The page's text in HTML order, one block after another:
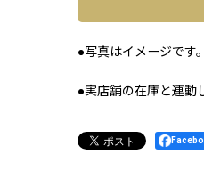
●写真はイメージです
●実店舗の在庫と連動